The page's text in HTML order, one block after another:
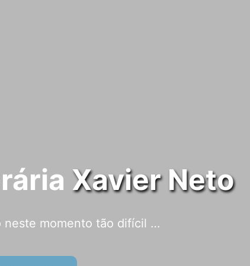
Xavier Neto
neste momento tão difícil …